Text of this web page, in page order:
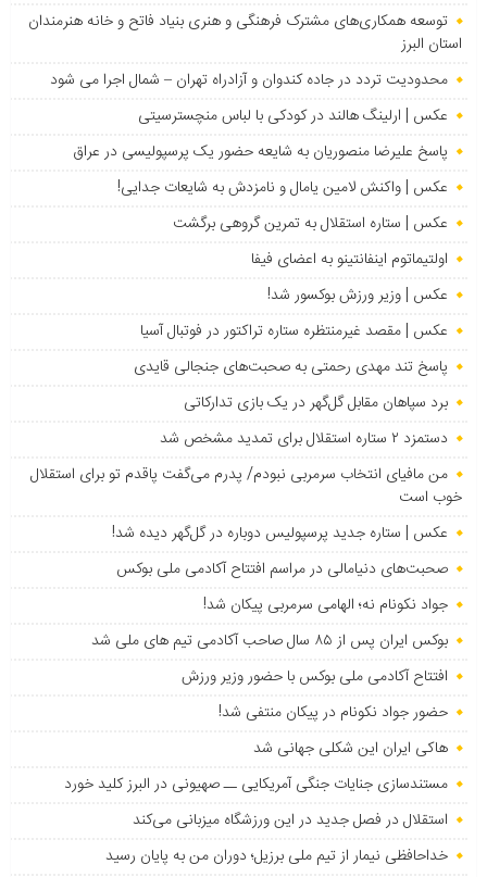
توسعه همکاری‌های مشترک فرهنگی و هنری بنیاد فاتح و خانه هنرمندان
استان البرز
محدودیت تردد در جاده کندوان و آزادراه تهران – شمال اجرا می شود
عکس | ارلینگ هالند در کودکی با لباس منچسترسیتی
پاسخ علیرضا منصوریان به شایعه حضور یک پرسپولیسی در عراق
عکس | واکنش لامین یامال و نامزدش به شایعات جدایی!
عکس | ستاره استقلال به تمرین گروهی برگشت
اولتیماتوم اینفانتینو به اعضای فیفا
عکس | وزیر ورزش بوکسور شد!
عکس | مقصد غیرمنتظره ستاره تراکتور در فوتبال آسیا
پاسخ تند مهدی رحمتی به صحبت‌های جنجالی قایدی
برد سپاهان مقابل گل‌گهر در یک بازی تدارکاتی
دستمزد ۲ ستاره استقلال برای تمدید مشخص شد
من مافیای انتخاب سرمربی نبودم/ پدرم می‌گفت پاقدم تو برای استقلال
خوب است
عکس | ستاره جدید پرسپولیس دوباره در گل‌گهر دیده شد!
صحبت‌های دنیامالی در مراسم افتتاح آکادمی ملی بوکس
جواد نکونام نه؛ الهامی سرمربی پیکان شد!
بوکس ایران پس از ۸۵ سال صاحب آکادمی تیم های ملی شد
افتتاح آکادمی ملی بوکس با حضور وزیر ورزش
حضور جواد نکونام در پیکان منتفی شد!
هاکی ایران این شکلی جهانی شد
مستندسازی جنایات جنگی آمریکایی ــ صهیونی در البرز کلید خورد
استقلال در فصل جدید در این ورزشگاه میزبانی می‌کند
خداحافظی نیمار از تیم ملی برزیل؛ دوران من به پایان رسید